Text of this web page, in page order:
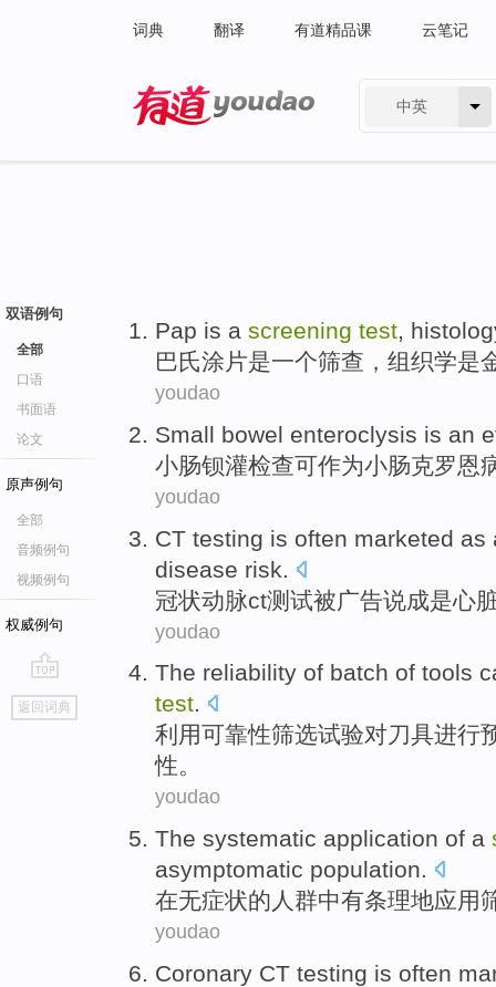
词典 翻译 有道精品课 云笔记
中英
双语例句
全部
口语
书面语
论文
原声例句
全部
音频例句
视频例句
权威例句
go
top
返回词典
Pap is a screening test,
巴氏涂片是一个筛查 ， 组织学是
youdao
Small bowel enteroclysis is an
小肠钡灌检查可作为小肠克罗恩
youdao
CT testing is often marketed as
disease risk
冠状动脉ct测试被广告说成是心
youdao
The reliability of batch of tools
test.
利用可靠性筛选试验对刀具进行
性。
youdao
The systematic application of a
asymptomatic population.
在无症状的人群中有条理地应用
youdao
Coronary CT testing is often